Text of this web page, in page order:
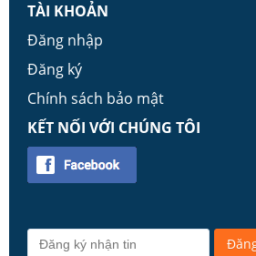
TÀI KHOẢN
Đăng nhập
Đăng ký
Chính sách bảo mật
KẾT NỐI VỚI CHÚNG TÔI